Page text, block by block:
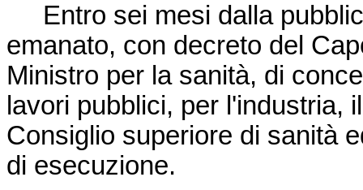
Entro sei mesi dalla
emanato, con decreto del
Ministro per la sanità, di
lavori pubblici, per l'industria,
Consiglio superiore di sanità
di esecuzione.